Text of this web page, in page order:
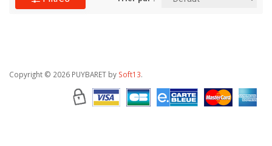
Copyright © 2026 PUYBARET by Soft13.